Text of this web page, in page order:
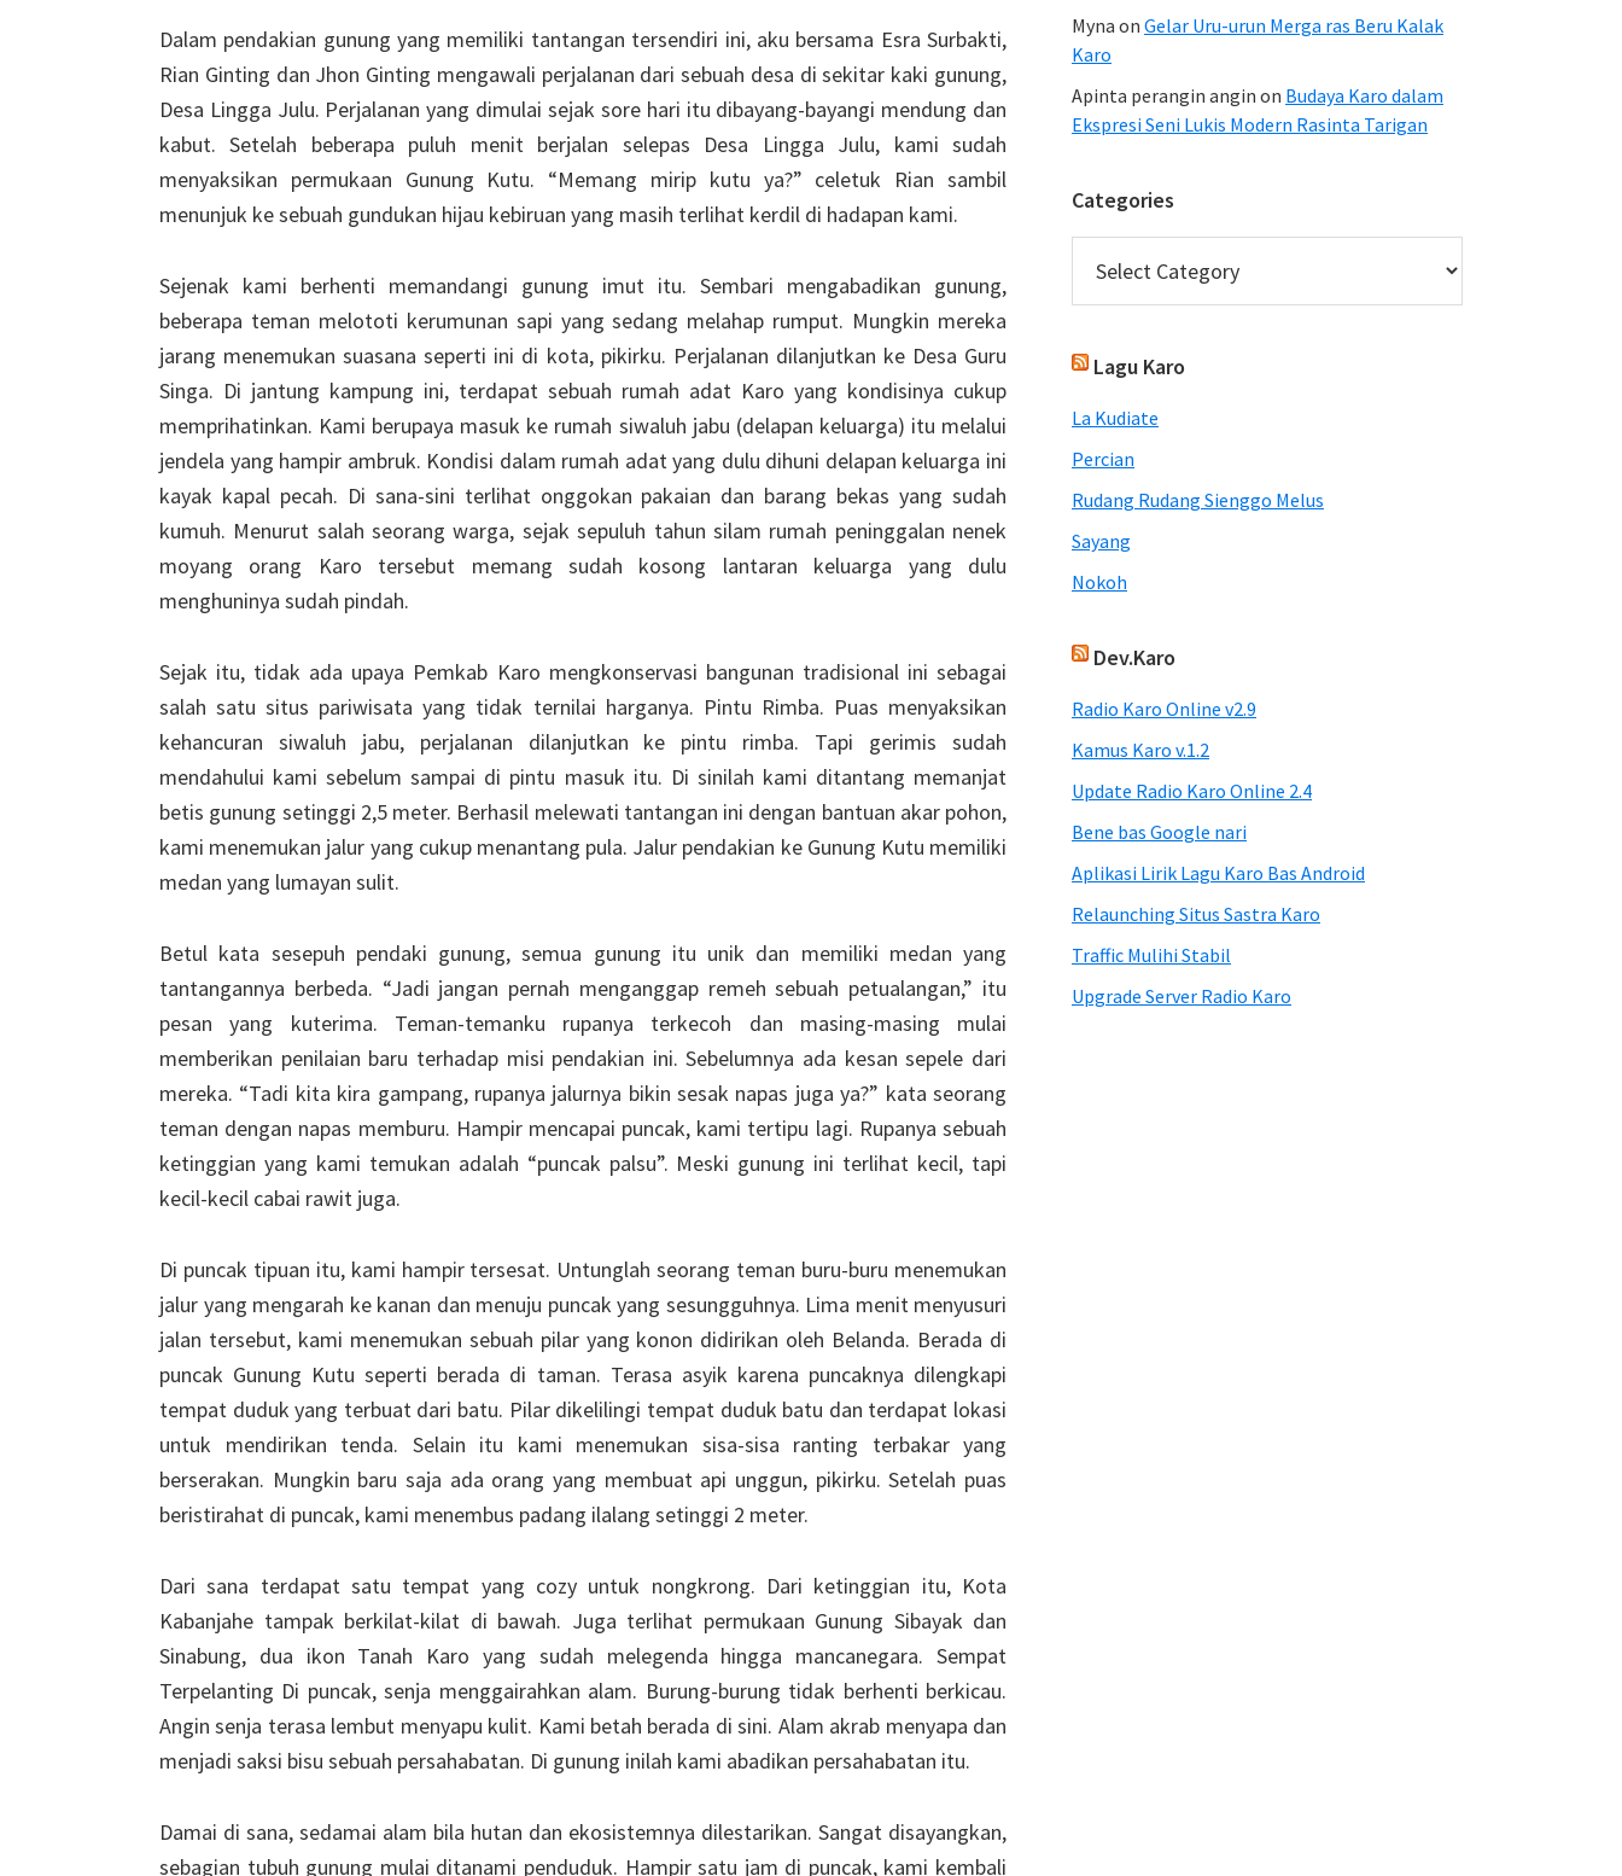
Dalam pendakian gunung yang memiliki tantangan tersendiri ini, aku bersama Esra Surbakti,
Rian Ginting dan Jhon Ginting mengawali perjalanan dari sebuah desa di sekitar kaki gunung,
Desa Lingga Julu. Perjalanan yang dimulai sejak sore hari itu dibayang-bayangi mendung dan
kabut. Setelah beberapa puluh menit berjalan selepas Desa Lingga Julu, kami sudah
menyaksikan permukaan Gunung Kutu. “Memang mirip kutu ya?” celetuk Rian sambil
menunjuk ke sebuah gundukan hijau kebiruan yang masih terlihat kerdil di hadapan kami.
Sejenak kami berhenti memandangi gunung imut itu. Sembari mengabadikan gunung,
beberapa teman melototi kerumunan sapi yang sedang melahap rumput. Mungkin mereka
jarang menemukan suasana seperti ini di kota, pikirku. Perjalanan dilanjutkan ke Desa Guru
Singa. Di jantung kampung ini, terdapat sebuah rumah adat Karo yang kondisinya cukup
memprihatinkan. Kami berupaya masuk ke rumah siwaluh jabu (delapan keluarga) itu melalui
jendela yang hampir ambruk. Kondisi dalam rumah adat yang dulu dihuni delapan keluarga ini
kayak kapal pecah. Di sana-sini terlihat onggokan pakaian dan barang bekas yang sudah
kumuh. Menurut salah seorang warga, sejak sepuluh tahun silam rumah peninggalan nenek
moyang orang Karo tersebut memang sudah kosong lantaran keluarga yang dulu
menghuninya sudah pindah.
Sejak itu, tidak ada upaya Pemkab Karo mengkonservasi bangunan tradisional ini sebagai
salah satu situs pariwisata yang tidak ternilai harganya. Pintu Rimba. Puas menyaksikan
kehancuran siwaluh jabu, perjalanan dilanjutkan ke pintu rimba. Tapi gerimis sudah
mendahului kami sebelum sampai di pintu masuk itu. Di sinilah kami ditantang memanjat
betis gunung setinggi 2,5 meter. Berhasil melewati tantangan ini dengan bantuan akar pohon,
kami menemukan jalur yang cukup menantang pula. Jalur pendakian ke Gunung Kutu memiliki
medan yang lumayan sulit.
Betul kata sesepuh pendaki gunung, semua gunung itu unik dan memiliki medan yang
tantangannya berbeda. “Jadi jangan pernah menganggap remeh sebuah petualangan,” itu
pesan yang kuterima. Teman-temanku rupanya terkecoh dan masing-masing mulai
memberikan penilaian baru terhadap misi pendakian ini. Sebelumnya ada kesan sepele dari
mereka. “Tadi kita kira gampang, rupanya jalurnya bikin sesak napas juga ya?” kata seorang
teman dengan napas memburu. Hampir mencapai puncak, kami tertipu lagi. Rupanya sebuah
ketinggian yang kami temukan adalah “puncak palsu”. Meski gunung ini terlihat kecil, tapi
kecil-kecil cabai rawit juga.
Di puncak tipuan itu, kami hampir tersesat. Untunglah seorang teman buru-buru menemukan
jalur yang mengarah ke kanan dan menuju puncak yang sesungguhnya. Lima menit menyusuri
jalan tersebut, kami menemukan sebuah pilar yang konon didirikan oleh Belanda. Berada di
puncak Gunung Kutu seperti berada di taman. Terasa asyik karena puncaknya dilengkapi
tempat duduk yang terbuat dari batu. Pilar dikelilingi tempat duduk batu dan terdapat lokasi
untuk mendirikan tenda. Selain itu kami menemukan sisa-sisa ranting terbakar yang
berserakan. Mungkin baru saja ada orang yang membuat api unggun, pikirku. Setelah puas
beristirahat di puncak, kami menembus padang ilalang setinggi 2 meter.
Dari sana terdapat satu tempat yang cozy untuk nongkrong. Dari ketinggian itu, Kota
Kabanjahe tampak berkilat-kilat di bawah. Juga terlihat permukaan Gunung Sibayak dan
Sinabung, dua ikon Tanah Karo yang sudah melegenda hingga mancanegara. Sempat
Terpelanting Di puncak, senja menggairahkan alam. Burung-burung tidak berhenti berkicau.
Angin senja terasa lembut menyapu kulit. Kami betah berada di sini. Alam akrab menyapa dan
menjadi saksi bisu sebuah persahabatan. Di gunung inilah kami abadikan persahabatan itu.
Damai di sana, sedamai alam bila hutan dan ekosistemnya dilestarikan. Sangat disayangkan,
sebagian tubuh gunung mulai ditanami penduduk. Hampir satu jam di puncak, kami kembali
Myna on Gelar Uru-urun Merga ras Beru Kalak
Karo
Apinta perangin angin on Budaya Karo dalam
Ekspresi Seni Lukis Modern Rasinta Tarigan
Categories
Lagu Karo
La Kudiate
Percian
Rudang Rudang Sienggo Melus
Sayang
Nokoh
Dev.Karo
Radio Karo Online v2.9
Kamus Karo v.1.2
Update Radio Karo Online 2.4
Bene bas Google nari
Aplikasi Lirik Lagu Karo Bas Android
Relaunching Situs Sastra Karo
Traffic Mulihi Stabil
Upgrade Server Radio Karo